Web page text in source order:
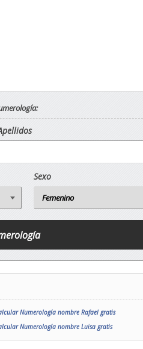
Sexo
Numerología nombre Rafael gratis
Numerología nombre Luisa gratis